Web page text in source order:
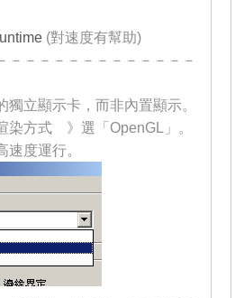
(對速度有幫助)
－－－－－－－－－－－－－
獨立顯示卡，而非內置顯示。
方式 》選「OpenGL」。
速度運行。